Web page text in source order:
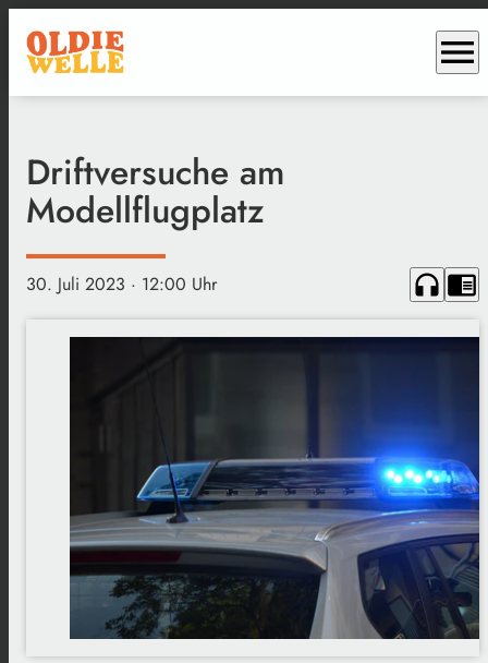
menu
Driftversuche am
Modellflugplatz
30. Juli 2023 · 12:00 Uhr headphones chrome_reader_mode